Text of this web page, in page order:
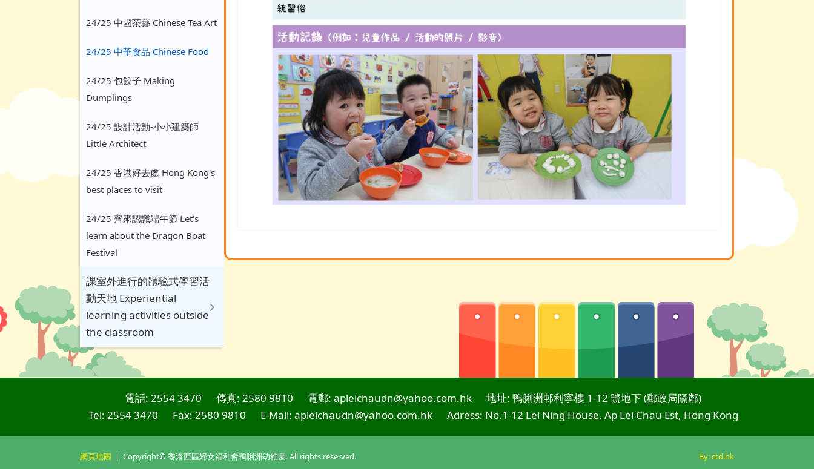
24/25 中國茶藝 Chinese Tea Art
24/25 中華食品 Chinese Food
24/25 包餃子 Making
Dumplings
24/25 設計活動-小小建築師
Little Architect
24/25 香港好去處 Hong Kong's
best places to visit
24/25 齊來認識端午節 Let's
learn about the Dragon Boat
Festival
課室外進行的體驗式學習活
動天地 Experiential
learning activities outside
the classroom
電話: 2554 3470 傳真: 2580 9810 電郵: apleichaudn@yahoo.com.hk
地址: 鴨脷洲邨利寧樓 1-12 號地下 (郵政局隔鄰)
Tel: 2554 3470
Fax: 2580 9810 E-Mail: apleichaudn@yahoo.com.hk Adress: No.1-12 Lei Ning House, Ap Lei Chau Est, Hong Kong
網頁地圖 | Copyright© 香港西區婦女福利會鴨脷洲幼稚園. All rights reserved. By: ctd.hk